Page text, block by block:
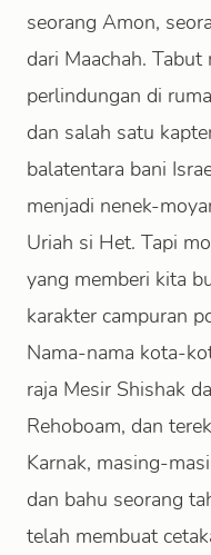
seorang Amon,
dari Maachah.
perlindungan di
dan salah satu
balatentara bani
menjadi nenek-
Uriah si Het. Tapi
yang memberi kita
karakter campuran
Nama-nama kota-
raja Mesir Shishak
Rehoboam, dan
Karnak, masing-
dan bahu seorang
telah membuat